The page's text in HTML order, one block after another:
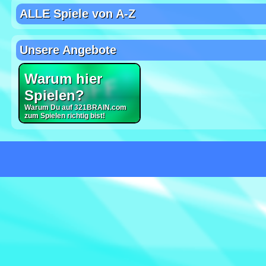
ALLE Spiele von A-Z
Unsere Angebote
Warum hier
Spielen?
Warum Du auf 321BRAIN.com
zum Spielen richtig bist!